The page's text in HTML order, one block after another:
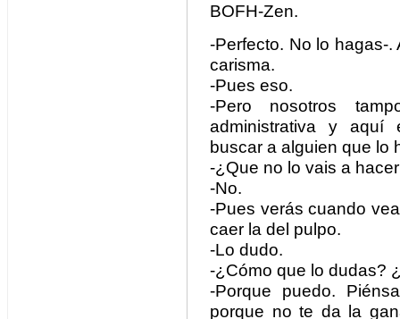
BOFH-Zen.
-Perfecto. No lo hagas-
carisma.
-Pues eso.
-Pero nosotros
administrativa y aquí
buscar a alguien que lo
-¿Que no lo vais a
-No.
-Pues verás cuando
caer la del pulpo.
-Lo dudo.
-¿Cómo que lo dudas?
-Porque puedo.
porque no te da la